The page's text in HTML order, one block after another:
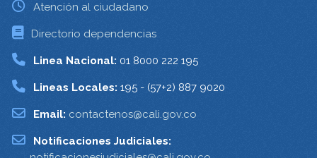
Atención al ciudadano
Directorio dependencias
Linea Nacional: 01 8000 222 195
Lineas Locales: 195 - (57+2) 887 9020
Email: contactenos@cali.gov.co
Notificaciones Judiciales: